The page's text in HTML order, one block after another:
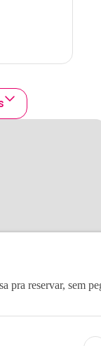
pra reservar, sem